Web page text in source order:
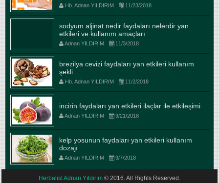
Hb. Adnan YILDIRIM 11/23/2018
sodyum aljinat nedir faydaları nelerdir yan
etkileri ve kullanım amaçları
Adnan YILDIRIM 11/3/2018
brezilya cevizi faydaları yan etkileri kullanım
şekli
Hb. Adnan YILDIRIM 11/2/2018
incirin faydaları yan etkileri ilaçlar ile etkileşimi
Adnan YILDIRIM 9/21/2018
kelp yosunun faydaları yan etkileri kullanım
dozajı
Adnan YILDIRIM 9/7/2018
Herbalist Adnan Yıldırım © 2016. All Rights Reserved.